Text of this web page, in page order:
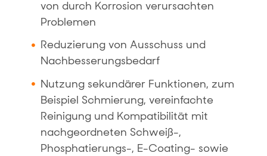
von durch Korrosion verursachten
Problemen
Reduzierung von Ausschuss und
Nachbesserungsbedarf
Nutzung sekundärer Funktionen, zum
Beispiel Schmierung, vereinfachte
Reinigung und Kompatibilität mit
nachgeordneten Schweiß-,
Phosphatierungs-, E-Coating- sowie